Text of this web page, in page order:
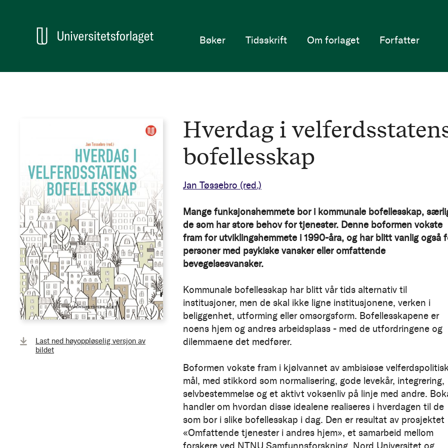
Hjem
Bøker Tidsskrift Om forlaget Forfatter
Last ned høyoppløselig versjon av
bildet
Hverdag i
bofellesskap
Jan Tøssebro (red.)
Mange funksjonshemmete bor i kommunale bofellesskap,
de som har store behov for tjenester. Denne boformen vokste
fram for utviklingshemmete i 1990-åra, og har blitt vanlig også
personer med psykiske vansker eller omfattende
bevegelsesvansker.
Kommunale bofellesskap har blitt vår tids alternativ til
institusjoner, men de skal ikke ligne institusjonene, verken i
beliggenhet, utforming eller omsorgsform. Bofellesskapene er
noens hjem og andres arbeidsplass - med de utfordringene og
dilemmaene det medfører.
Boformen vokste fram i kjølvannet av ambisiøse
mål, med stikkord som normalisering, gode levekår, integrering,
selvbestemmelse og et aktivt voksenliv på linje med andre.
handler om hvordan disse idealene realiseres i hverdagen til de
som bor i slike bofellesskap i dag. Den er resultat av prosjektet
«Omfattende tjenester i andres hjem», et samarbeid mellom